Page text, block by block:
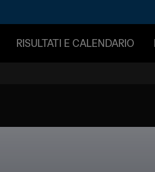
RISULTATI E CALENDARIO